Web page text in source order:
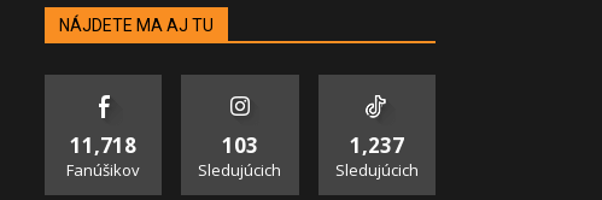
NÁJDETE MA AJ TU
11,718
Fanúšikov
103
Sledujúcich
1,237
Sledujúcich